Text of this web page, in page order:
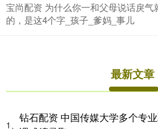
宝尚配资 为什么你一和父母说话戾
的，是这4个字_孩子_爹妈_事儿
最新文章
1、
钻石配资 中国传媒大学多个专